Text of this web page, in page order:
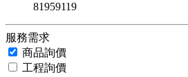
81959119
服務需求
商品詢價
工程詢價